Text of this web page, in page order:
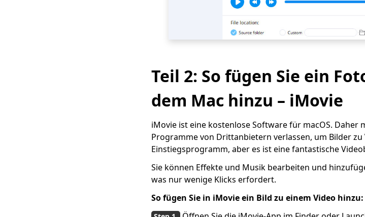
Teil 2: So fügen Sie ein
dem Mac hinzu – iMovie
iMovie ist eine kostenlose Software für macOS. Daher
Programme von Drittanbietern verlassen, um Bilder
Einstiegsprogramm, aber es ist eine fantastische
Sie können Effekte und Musik bearbeiten und
was nur wenige Klicks erfordert.
So fügen Sie in iMovie ein Bild zu einem Video hinzu: